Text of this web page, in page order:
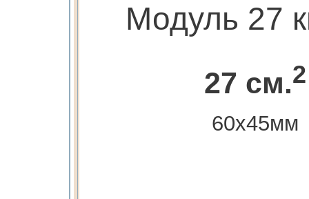
Модуль 27
27 см.2
60х45мм